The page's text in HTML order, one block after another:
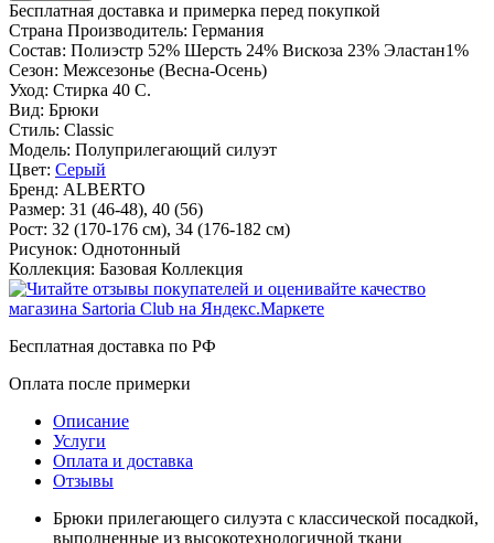
Бесплатная доставка и примерка перед покупкой
Страна Производитель: Германия
Состав: Полиэстр 52% Шерсть 24% Вискоза 23% Эластан1%
Сезон: Межсезонье (Весна-Осень)
Уход: Стирка 40 С.
Вид: Брюки
Стиль: Classic
Модель: Полуприлегающий силуэт
Цвет: Серый
Бренд: ALBERTO
Размер: 31 (46-48), 40 (56)
Рост: 32 (170-176 cм), 34 (176-182 см)
Рисунок: Однотонный
Коллекция: Базовая Коллекция
Бесплатная доставка по РФ
Оплата после примерки
Описание
Услуги
Оплата и доставка
Отзывы
Брюки прилегающего силуэта с классической посадкой,
выполненные из высокотехнологичной ткани